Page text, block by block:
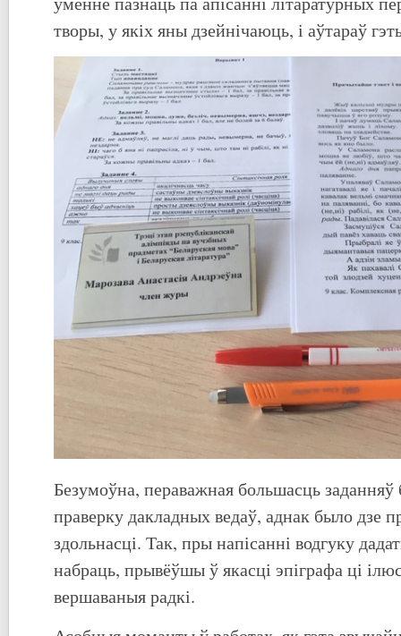
творы, у якіх яны дзейнічаюць, і аўтараў
Безумоўна, пераважная большасць заданняў
праверку дакладных ведаў, аднак было дзе
здольнасці. Так, пры напісанні водгуку
набраць, прывёўшы ў якасці эпіграфа ці
вершаваныя радкі.